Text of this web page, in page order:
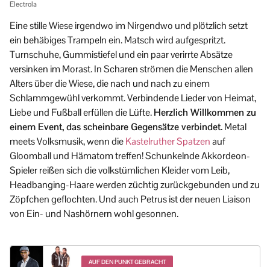
Electrola
Eine stille Wiese irgendwo im Nirgendwo und plötzlich setzt
ein behäbiges Trampeln ein. Matsch wird aufgespritzt.
Turnschuhe, Gummistiefel und ein paar verirrte Absätze
versinken im Morast. In Scharen strömen die Menschen allen
Alters über die Wiese, die nach und nach zu einem
Schlammgewühl verkommt. Verbindende Lieder von Heimat,
Liebe und Fußball erfüllen die Lüfte.Herzlich Willkommen zu
einem Event, das scheinbare Gegensätze verbindet.Metal
meets Volksmusik, wenn dieKastelruther Spatzenauf
Gloomball und Hämatom treffen! Schunkelnde Akkordeon-
Spieler reißen sich die volkstümlichen Kleider vom Leib,
Headbanging-Haare werden züchtig zurückgebunden und zu
Zöpfchen geflochten. Und auch Petrus ist der neuen Liaison
von Ein- und Nashörnern wohl gesonnen.
AUF DEN PUNKT GEBRACHT